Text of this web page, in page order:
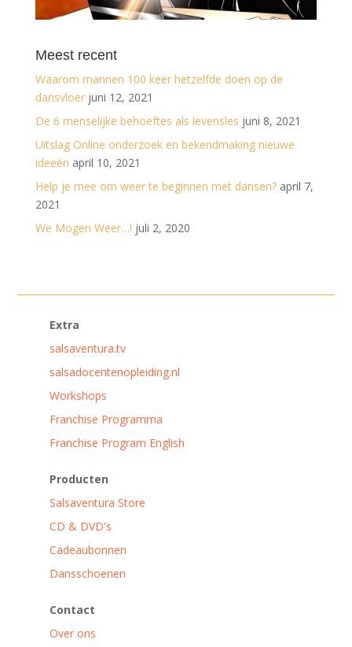
Meest recent
Waarom mannen 100 keer hetzelfde doen op de
dansvloer juni 12, 2021
De 6 menselijke behoeftes als levensles juni 8, 2021
Uitslag Online onderzoek en bekendmaking nieuwe
ideeën april 10, 2021
Help je mee om weer te beginnen met dansen? april 7,
2021
We Mogen Weer…! juli 2, 2020
Extra
salsaventura.tv
salsadocentenopleiding.nl
Workshops
Franchise Programma
Franchise Program English
Producten
Salsaventura Store
CD & DVD's
Cadeaubonnen
Dansschoenen
Contact
Over ons